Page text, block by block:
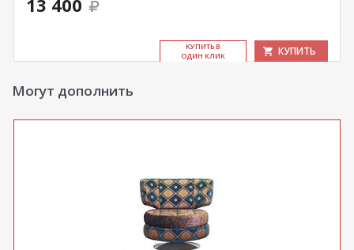
13 400
КУ­ПИТЬ В
ОДИН КЛИК
КУПИТЬ
Могут дополнить